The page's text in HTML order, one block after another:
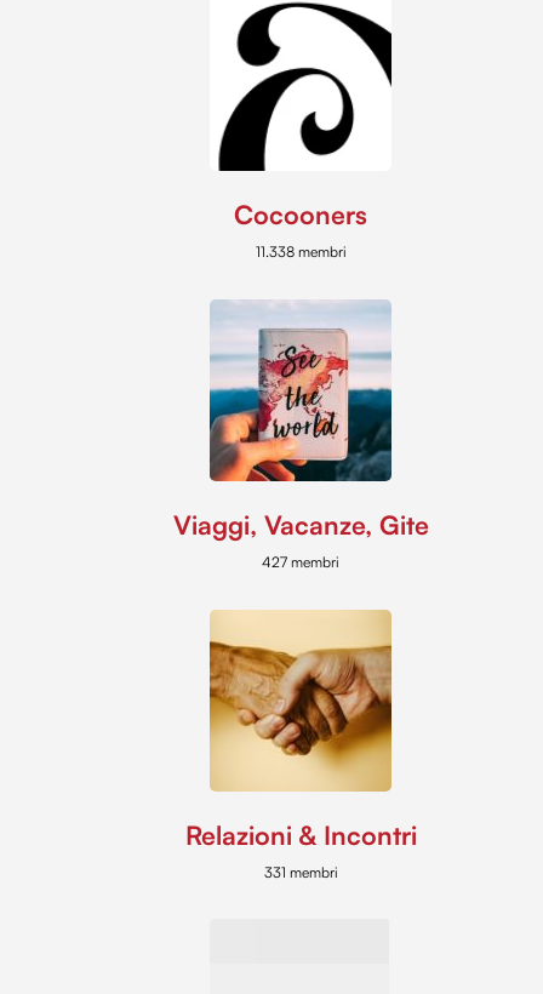
Cocooners
11.338 membri
Viaggi, Vacanze, Gite
427 membri
Relazioni & Incontri
331 membri